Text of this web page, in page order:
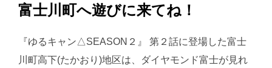
富士川町へ遊びに来てね！
『ゆるキャン△SEASON２』 第２話に登場した富士
川町高下(たかおり)地区は、ダイヤモンド富士が見れ